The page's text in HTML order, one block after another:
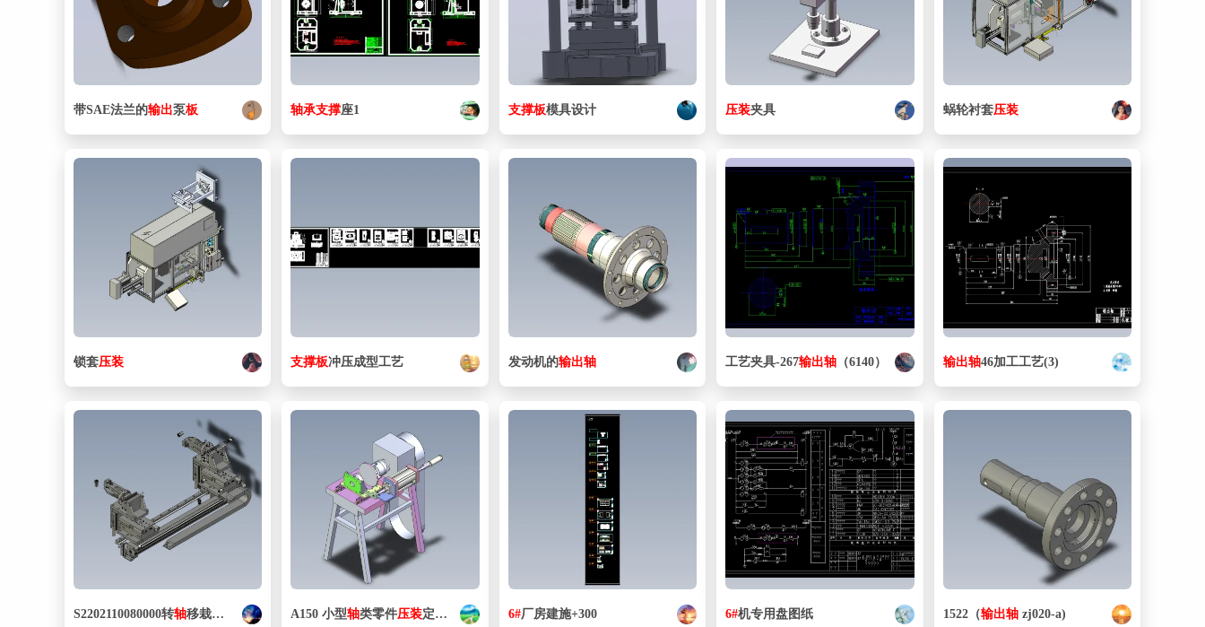
58. 193970_GR-QS-8---_0_.ipt 350 KB
59. 196907_CPE14-M1BH-5J-QS-6.iam
60. 1工位L板连接.ipt 191 KB
61. 1工位下夹具.ipt 239 KB
62. 1工位下夹具快换底座.ipt 186 KB
63. 1工位下夹具总成.iam
64. 1工位下夹具组件.iam
65. 1工位下识别支架.ipt
66. 1工位下识别支架XX.ipt 146 KB
67. 1工位中间销.ipt 117 KB
68. 1工位压头.ipt 205 KB
70. 1工位压机部件.iam
71. 1工位夹具垫片.ipt
72. 1工位拉杆.ipt 122 KB
73. 1工位浮动定位.ipt 151 KB
74. 2.ipt
75. 2.ipt 110 KB
带SAE法兰的输出泵板 轴承支撑座1 支撑板模具设计 压装夹具 蜗轮衬套压装
锁套压装 支撑板冲压成型工艺 发动机的输出轴 工艺夹具-267输出轴 （6140） 输出轴46加工工艺(3)
S2202110080000转轴移栽至 装接料 A150 小型轴类零件压装定位机 6#厂房建施+300 6#机专用盘图纸 1522（输出轴zj020-a)